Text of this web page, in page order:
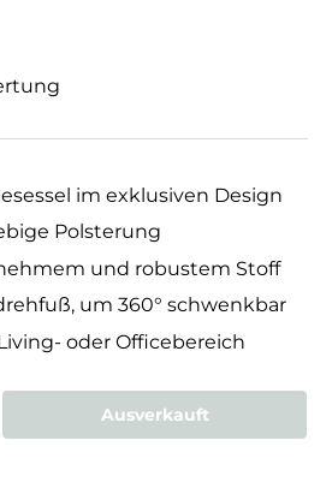
im exklusiven Design
Polsterung
und robustem Stoff
um 360° schwenkbar
oder Officebereich
erhöhen Ausverkauft